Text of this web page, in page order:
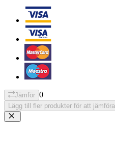
Jämför 0
Lägg till fler produkter för att jämföra